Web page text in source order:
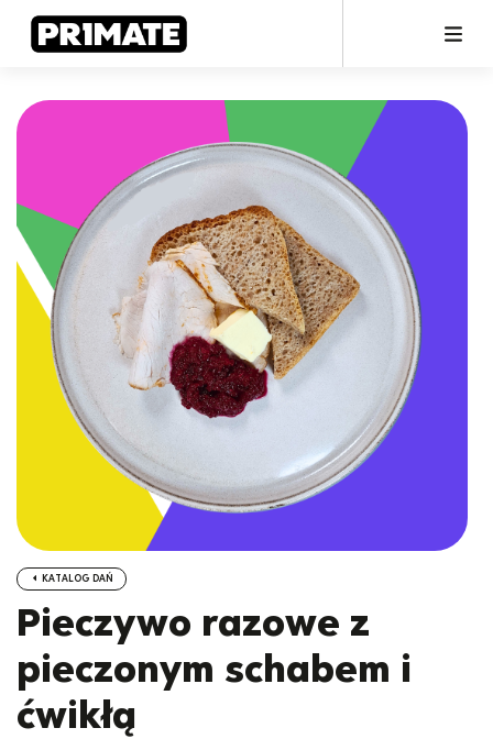
KATALOG DAŃ
Pieczywo razowe z
pieczonym schabem i
ćwikłą